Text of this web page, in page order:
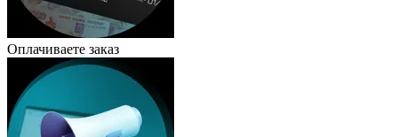
Оплачиваете заказ